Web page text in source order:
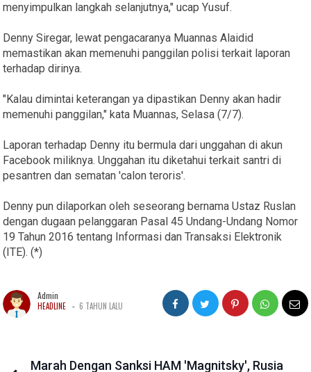
menyimpulkan langkah selanjutnya," ucap Yusuf.
Denny Siregar, lewat pengacaranya Muannas Alaidid
memastikan akan memenuhi panggilan polisi terkait laporan
terhadap dirinya.
"Kalau dimintai keterangan ya dipastikan Denny akan hadir
memenuhi panggilan," kata Muannas, Selasa (7/7).
Laporan terhadap Denny itu bermula dari unggahan di akun
Facebook miliknya. Unggahan itu diketahui terkait santri di
pesantren dan sematan 'calon teroris'.
Denny pun dilaporkan oleh seseorang bernama Ustaz Ruslan
dengan dugaan pelanggaran Pasal 45 Undang-Undang Nomor
19 Tahun 2016 tentang Informasi dan Transaksi Elektronik
(ITE). (*)
Admin
HEADLINE - 6 TAHUN LALU
Marah Dengan Sanksi HAM 'Magnitsky', Rusia